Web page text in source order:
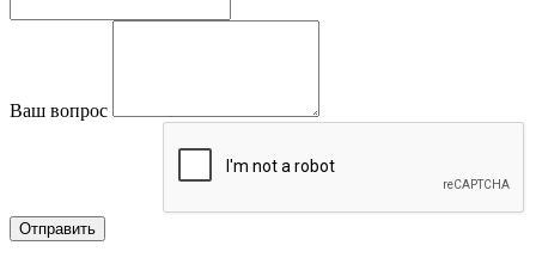
Ваш вопрос
Отправить